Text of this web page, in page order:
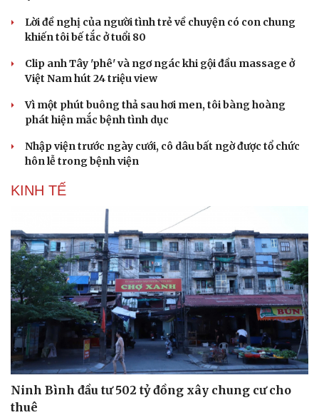
Lời đề nghị của người tình trẻ về chuyện có con chung
khiến tôi bế tắc ở tuổi 80
Clip anh Tây 'phê' và ngơ ngác khi gội đầu massage ở
Việt Nam hút 24 triệu view
Vì một phút buông thả sau hơi men, tôi bàng hoàng
phát hiện mắc bệnh tình dục
Nhập viện trước ngày cưới, cô dâu bất ngờ được tổ chức
hôn lễ trong bệnh viện
KINH TẾ
Ninh Bình đầu tư 502 tỷ đồng xây chung cư cho
thuê